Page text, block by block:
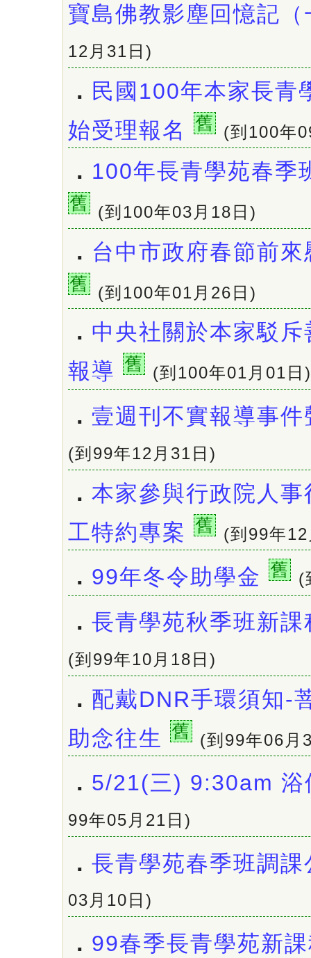
寶島佛教影塵回憶記（
12月31日)
． 民國100年本家長青
始受理報名
舊 (到100年
． 100年長青學苑春季
舊 (到100年03月18日)
． 台中市政府春節前
舊 (到100年01月26日)
． 中央社關於本家駁
報導 舊 (到100年01月01日)
． 壹週刊不實報導事件
(到99年12月31日)
． 本家參與行政院人
工特約專案
舊 (到99年
． 99年冬令助學金 舊 (
． 長青學苑秋季班新課
(到99年10月18日)
． 配戴DNR手環須知-
助念往生
舊 (到99年06月
． 5/21(三) 9:30am 浴
99年05月21日)
． 長青學苑春季班調課
03月10日)
． 99春季長青學苑新